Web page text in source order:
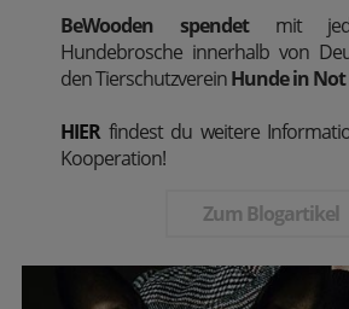
BeWooden spendetmit
Hundebrosche innerhalb von
den TierschutzvereinHunde in Not
HIERfindest du weitere
Kooperation!
Zum Blogartikel